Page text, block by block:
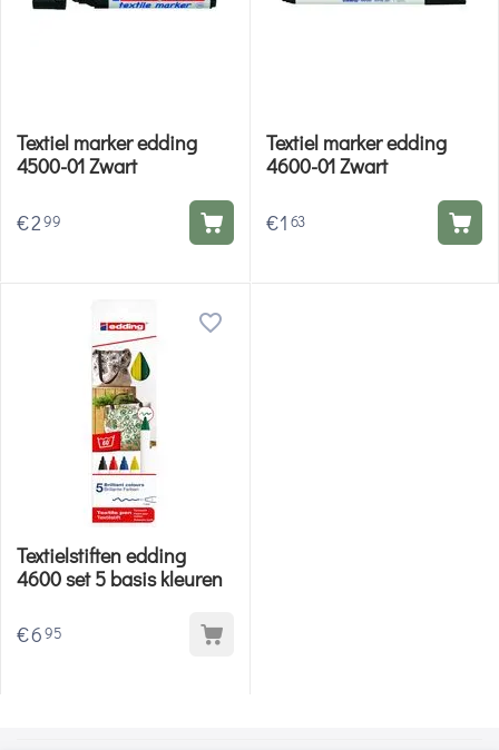
Textiel marker edding
4500-01 Zwart
€299
Textiel marker edding
4600-01 Zwart
€1 63
Textielstiften edding
4600 set 5 basis kleuren
€695